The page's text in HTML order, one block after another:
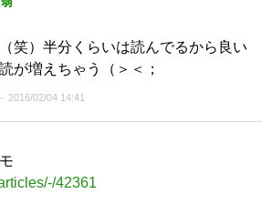
笑）半分くらいは読んでるから良い
が増えちゃう（＞＜；
2016/02/04 14:41
42361